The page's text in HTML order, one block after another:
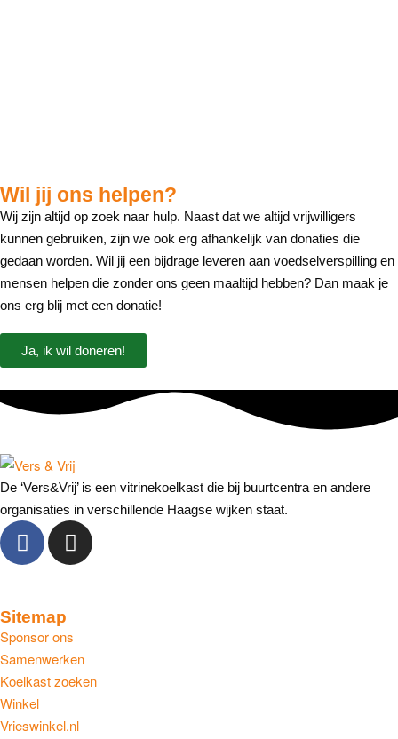
Wil jij ons helpen?
Wij zijn altijd op zoek naar hulp. Naast dat we altijd vrijwilligers
kunnen gebruiken, zijn we ook erg afhankelijk van donaties die
gedaan worden. Wil jij een bijdrage leveren aan voedselverspilling en
mensen helpen die zonder ons geen maaltijd hebben? Dan maak je
ons erg blij met een donatie!
Ja, ik wil doneren!
De ‘Vers&Vrij’ is een vitrinekoelkast die bij buurtcentra en andere
organisaties in verschillende Haagse wijken staat.
Sitemap
Sponsor ons
Samenwerken
Koelkast zoeken
Winkel
Vrieswinkel.nl